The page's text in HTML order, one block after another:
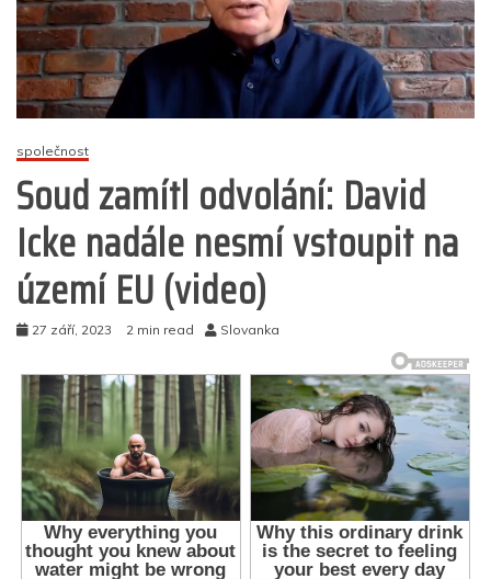
společnost
Soud zamítl odvolání: David
Icke nadále nesmí vstoupit na
území EU (video)
27 září, 2023 2 min read Slovanka